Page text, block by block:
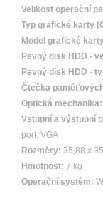
Velikost operační
Typ grafické karty
Model grafické
Pevný disk HDD -
Pevný disk HDD -
Čtečka
Optická mechanika:
Vstupní a výstupní
port, VGA
Rozměry: 35,88 x
Hmotnost: 7 kg
Operační systém: